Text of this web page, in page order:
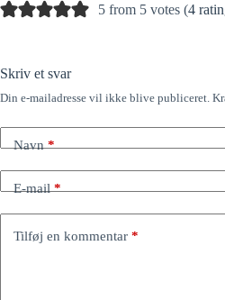
5 from 5 votes (4
Skriv et svar
Din e-mailadresse vil ikke blive publiceret.
Navn*
E-mail*
Tilføj en kommentar *